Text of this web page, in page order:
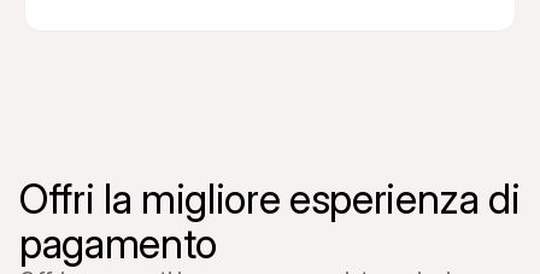
Offri la migliore esperienza di
pagamento